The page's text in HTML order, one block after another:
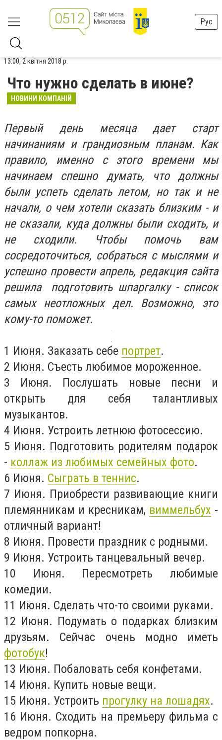
Рус
13:00, 2 квітня 2018 р.
Что нужно сделать в июне?
НОВИНИ КОМПАНІЙ
Первый день месяца дает старт
начинаниям и грандиозным планам. Как
правило, именно с этого времени мы
начинаем спешно думать, что должны
были успеть сделать летом, но так и не
начали, о чем хотели сказать близким - и
не сказали, куда должны были сходить, и
не сходили. Чтобы помочь вам
сосредоточиться, собраться с мыслями и
успешно провести апрель, редакция сайта
решила подготовить шпаргалку - список
самых неотложных дел. Возможно, это
кому-то поможет.
1 Июня. Заказать себе портрет.
2 Июня. Съесть любимое мороженное.
3 Июня. Послушать новые песни и
открыть для себя талантливых
музыкантов.
4 Июня. Устроить летнюю фотосессию.
5 Июня. Подготовить родителям подарок
- коллаж из любимых семейных фото.
6 Июня. Сыграть в теннис.
7 Июня. Приобрести развивающие книги
племянникам и кресникам, виммельбух -
отличный вариант!
8 Июня. Провести праздник с родными.
9 Июня. Устроить танцевальный вечер.
10 Июня. Пересмотреть любимые
комедии.
11 Июня. Сделать что-то своими руками.
12 Июня. Подумать о подарках близким
друзьям. Сейчас очень модно иметь
фотобук!
13 Июня. Побаловать себя конфетами.
14 Июня. Купить новые вещи.
15 Июня. Устроить прогулку на лошадях.
16 Июня. Сходить на премьеру фильма с
ведром попкорна.